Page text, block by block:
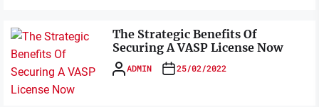
The Strategic Benefits Of
Securing A VASP License Now
ADMIN 25/02/2022